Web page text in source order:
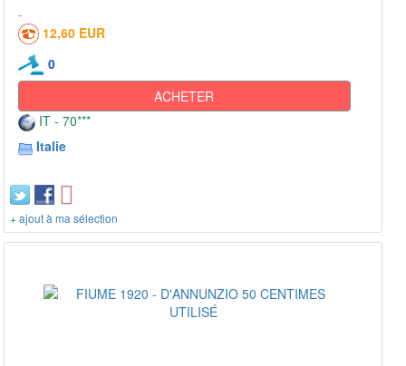
12,60 EUR
0
ACHETER
IT - 70***
Italie
+ ajout à ma sélection